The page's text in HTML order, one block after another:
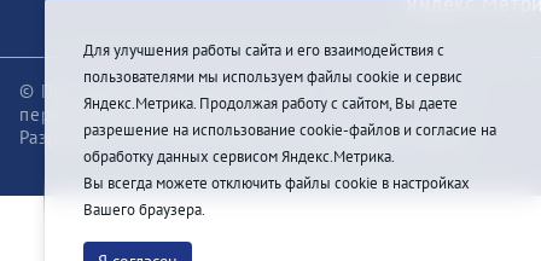
© При цитировании информации с сайта ссылка на
первоисточник обязательна
Разработка и техподдержка сайтаPragmatic Studio
Для улучшения работы сайта и его взаимодействия с
пользователями мы используем файлы cookie и сервис
Яндекс.Метрика. Продолжая работу с сайтом, Вы даете
разрешение на использование cookie-файлов и согласие на
обработку данных сервисом Яндекс.Метрика.
Вы всегда можете отключить файлы cookie в настройках
Вашего браузера.